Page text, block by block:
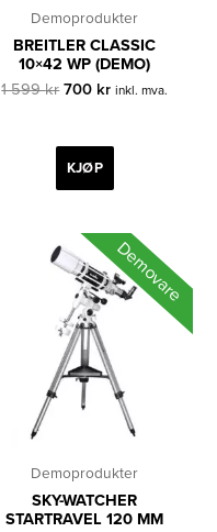
Demoprodukter
BREITLER CLASSIC
10×42 WP (DEMO)
1 599kr Opprinnelig
1
599 kr.
700 krNåværende
700 kr.
inkl. mva.
KJØP
Demovare
Demoprodukter
SKY-WATCHER
STARTRAVEL 120 MM